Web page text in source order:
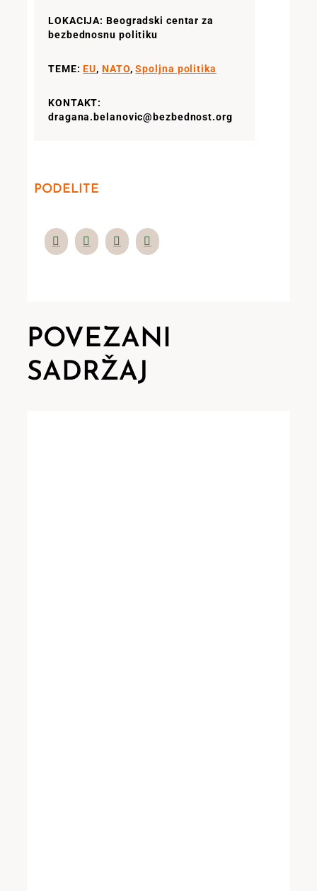
LOKACIJA: Beogradski centar za
bezbednosnu politiku
TEME:EU,NATO,Spoljna politika
KONTAKT:
dragana.belanovic@bezbednost.org
PODELITE
POVEZANI
SADRŽAJ